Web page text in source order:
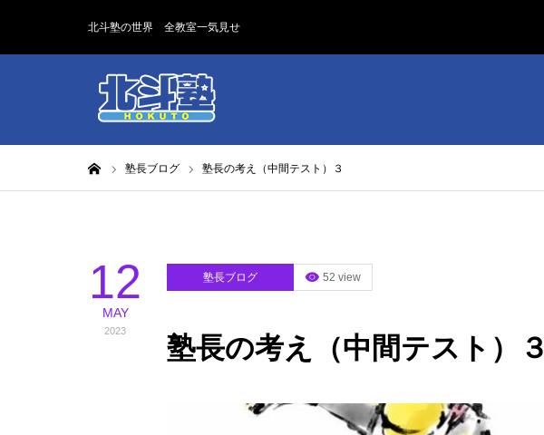
北斗塾の世界 全教室一気見せ
塾長ブログ 塾長の考え（中間テスト）３
12
MAY
2023
塾長ブログ 52 view
塾長の考え（中間テスト）３